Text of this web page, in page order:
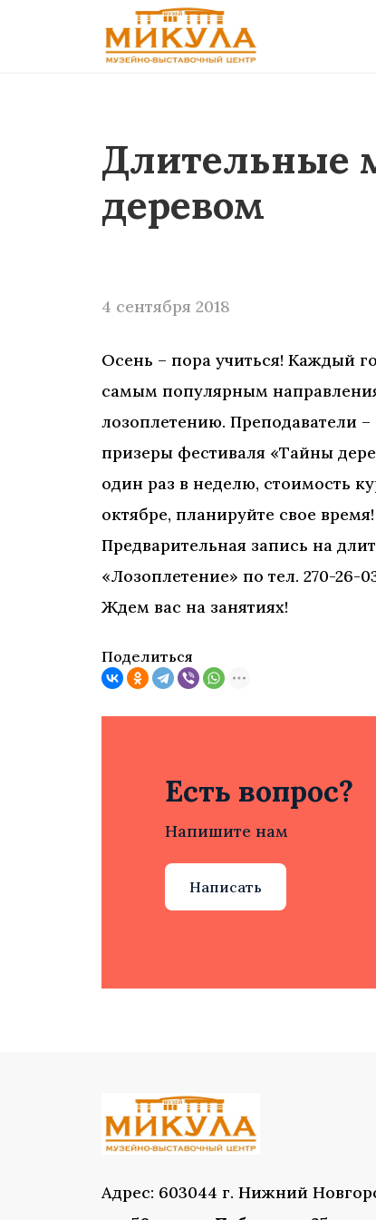
Длительные
деревом
4 сентября 2018
Осень – пора учиться! Каждый
самым популярным
лозоплетению. Преподаватели
призеры фестиваля «Тайны
один раз в неделю, стоимость
октябре, планируйте свое время!
Предварительная запись на
«Лозоплетение» по тел. 270-26-
Ждем вас на занятиях!
Поделиться
Есть вопрос?
Напишите нам
Написать
Адрес: 603044 г. Нижний